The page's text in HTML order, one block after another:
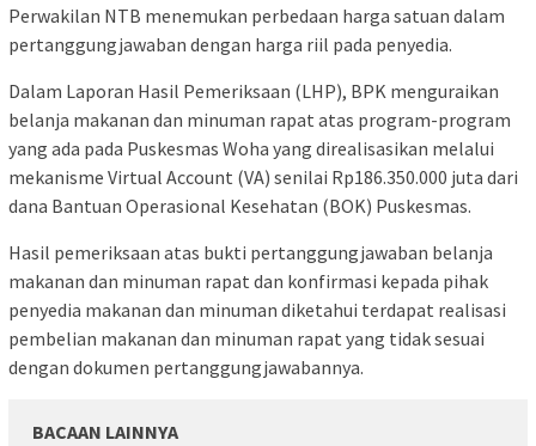
Perwakilan NTB menemukan perbedaan harga satuan dalam
pertanggungjawaban dengan harga riil pada penyedia.
Dalam Laporan Hasil Pemeriksaan (LHP), BPK menguraikan
belanja makanan dan minuman rapat atas program-program
yang ada pada Puskesmas Woha yang direalisasikan melalui
mekanisme Virtual Account (VA) senilai Rp186.350.000 juta dari
dana Bantuan Operasional Kesehatan (BOK) Puskesmas.
Hasil pemeriksaan atas bukti pertanggungjawaban belanja
makanan dan minuman rapat dan konfirmasi kepada pihak
penyedia makanan dan minuman diketahui terdapat realisasi
pembelian makanan dan minuman rapat yang tidak sesuai
dengan dokumen pertanggungjawabannya.
BACAAN LAINNYA